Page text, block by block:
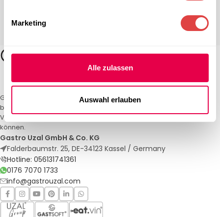
Marketing
Alle zulassen
Auswahl erlauben
Gastro Uzal – Ihr Spezialist für Gastronomiemöbel und -textilien. Wir
bieten maßgeschneiderte Lösungen für Restaurants, Hotels und
Veranstaltungen. Qualität und Service, auf die Sie sich verlassen
können.
Gastro Uzal GmbH & Co. KG
Falderbaumstr. 25, DE-34123 Kassel / Germany
Hotline: 056131741361
0176 7070 1733
info@gastrouzal.com